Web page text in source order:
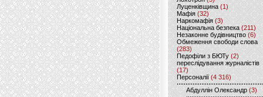
Луценківщина (1)
Мафія (32)
Наркомафія (3)
Національна безпека (211)
Незаконне будівництво(6)
Обмеження свободи слова
(283)
Педофіли з БЮТу (2)
переслідування журналістів
(17)
Персоналії (4 316)
Абдуллін Олександр (3)